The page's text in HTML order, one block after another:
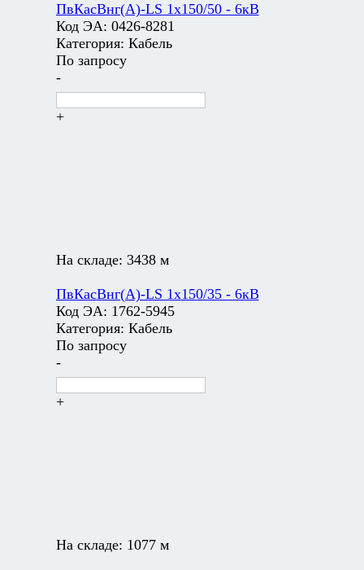
ПвКасВнг(А)-LS 1х150/50 - 6кВ
Код ЭА: 0426-8281
Категория: Кабель
По запросу
-
+
На складе: 3438 м
ПвКасВнг(А)-LS 1х150/35 - 6кВ
Код ЭА: 1762-5945
Категория: Кабель
По запросу
-
+
На складе: 1077 м